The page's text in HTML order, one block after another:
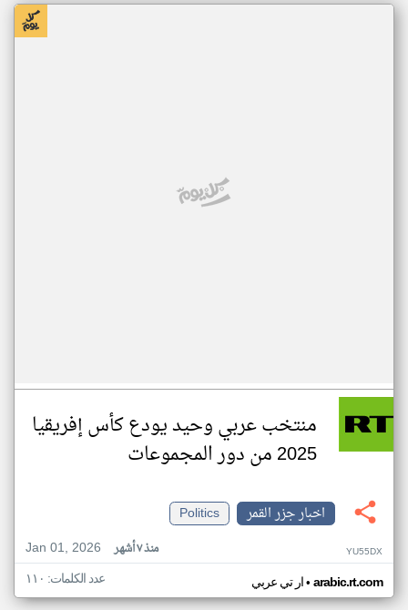
منتخب عربي وحيد يودع كأس إفريقيا
2025 من دور المجموعات
اخبار جزر القمر
Politics
Jan 01, 2026
منذ ٧ أشهر YU55DX
ار تي عربي• arabic.rt.com عدد الكلمات: ١١٠